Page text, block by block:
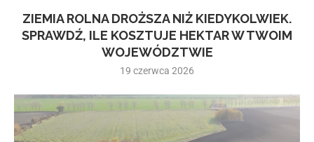
ZIEMIA ROLNA DROŻSZA NIŻ KIEDYKOLWIEK.
SPRAWDŹ, ILE KOSZTUJE HEKTAR W TWOIM
WOJEWÓDZTWIE
19 czerwca 2026